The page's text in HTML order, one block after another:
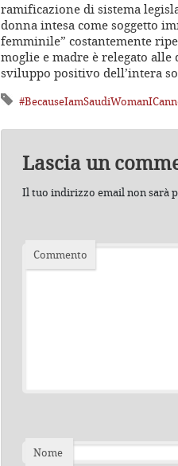
ramificazione di sistema
donna intesa come soggetto
femminile” costantemente
moglie e madre è relegato
sviluppo positivo dell’intera
Lascia un
Il tuo indirizzo email non sarà
Commento
Nome